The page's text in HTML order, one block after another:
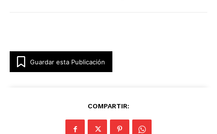
Guardar esta Publicación
COMPARTIR: